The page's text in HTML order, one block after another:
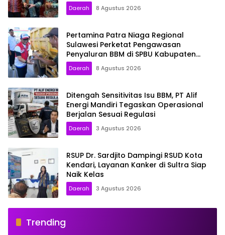
Daerah 8 Agustus 2026
Pertamina Patra Niaga Regional
Sulawesi Perketat Pengawasan
Penyaluran BBM di SPBU Kabupaten
Kolaka Utara
Daerah 8 Agustus 2026
Ditengah Sensitivitas Isu BBM, PT Alif
Energi Mandiri Tegaskan Operasional
Berjalan Sesuai Regulasi
Daerah 3 Agustus 2026
RSUP Dr. Sardjito Dampingi RSUD Kota
Kendari, Layanan Kanker di Sultra Siap
Naik Kelas
Daerah 3 Agustus 2026
Trending